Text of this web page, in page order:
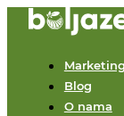
Marketing
Blog
O nama